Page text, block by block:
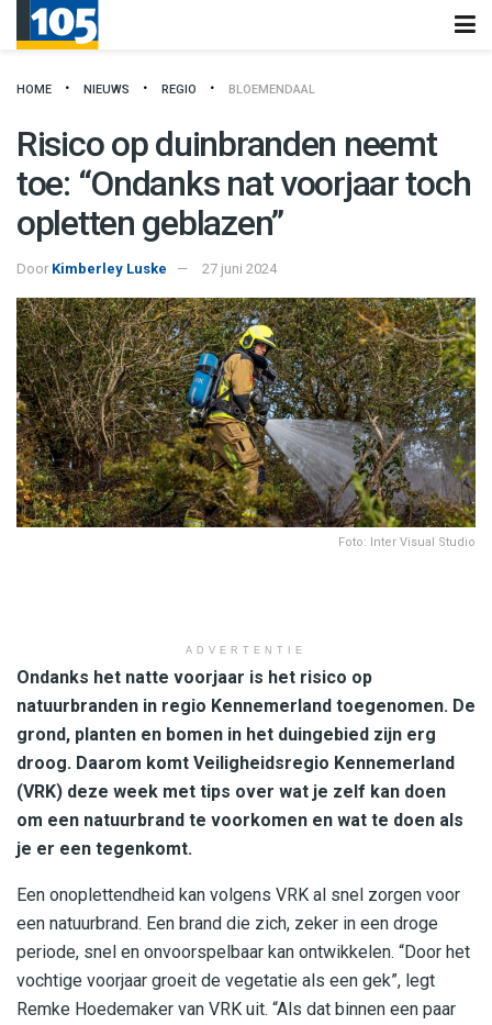
HOME NIEUWS REGIO BLOEMENDAAL
Risico op duinbranden neemt
toe: “Ondanks nat voorjaar toch
opletten geblazen”
Door Kimberley Luske 27 juni 2024
Foto: Inter Visual Studio
ADVERTENTIE
Ondanks het natte voorjaar is het risico op
natuurbranden in regio Kennemerland toegenomen. De
grond, planten en bomen in het duingebied zijn erg
droog. Daarom komt Veiligheidsregio Kennemerland
(VRK) deze week met tips over wat je zelf kan doen
om een natuurbrand te voorkomen en wat te doen als
je er een tegenkomt.
Een onoplettendheid kan volgens VRK al snel zorgen voor
een natuurbrand. Een brand die zich, zeker in een droge
periode, snel en onvoorspelbaar kan ontwikkelen. “Door het
vochtige voorjaar groeit de vegetatie als een gek”, legt
Remke Hoedemaker van VRK uit. “Als dat binnen een paar